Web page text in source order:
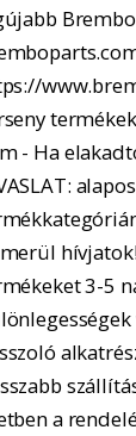
- Ha
3-5
a